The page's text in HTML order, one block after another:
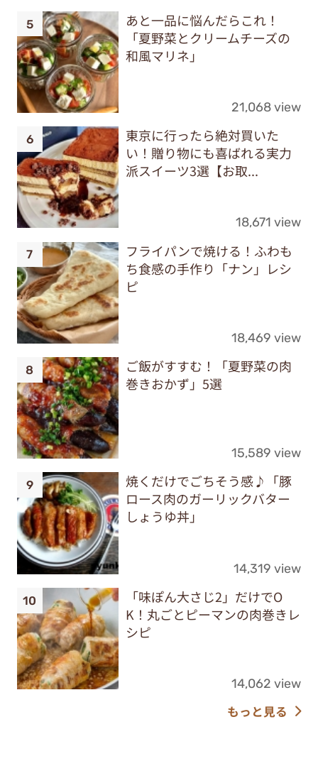
あと一品に悩んだらこれ！
「夏野菜とクリームチーズの
和風マリネ」
21,068 view
東京に行ったら絶対買いた
い！贈り物にも喜ばれる実力
派スイーツ3選【お取...
18,671 view
フライパンで焼ける！ふわも
ち食感の手作り「ナン」レシ
ピ
18,469 view
ご飯がすすむ！「夏野菜の肉
巻きおかず」5選
15,589 view
焼くだけでごちそう感♪「豚
ロース肉のガーリックバター
しょうゆ丼」
14,319 view
「味ぽん大さじ2」だけでO
K！丸ごとピーマンの肉巻きレ
シピ
14,062 view
もっと見る